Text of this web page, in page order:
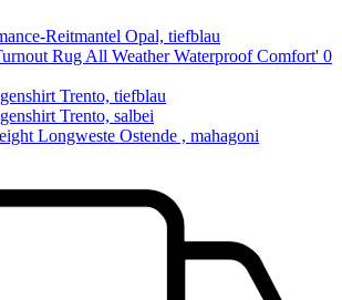
Reitmantel Opal, tiefblau
Rug All Weather Waterproof Comfort' 0
Trento, tiefblau
Trento, salbei
Longweste Ostende , mahagoni